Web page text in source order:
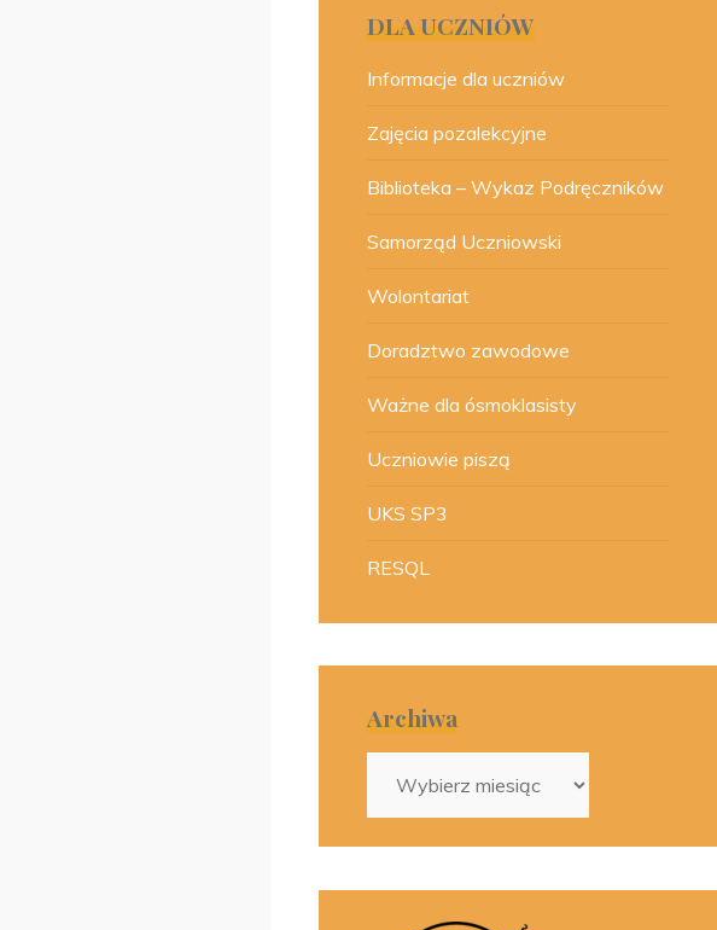
DLA UCZNIÓW
Informacje dla uczniów
Zajęcia pozalekcyjne
Biblioteka – Wykaz Podręczników
Samorząd Uczniowski
Wolontariat
Doradztwo zawodowe
Ważne dla ósmoklasisty
Uczniowie piszą
UKS SP3
RESQL
Archiwa